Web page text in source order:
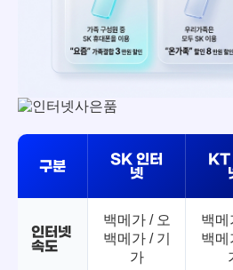
구분
SK 인터
넷
KT
인터넷
속도
백메가 / 오
백메가 / 기
가
백메
백메